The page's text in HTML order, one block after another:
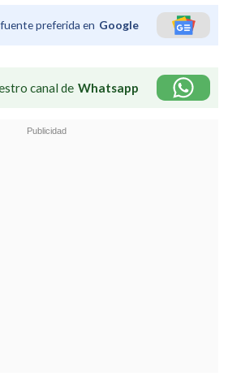
preferida en Google
canal de Whatsapp